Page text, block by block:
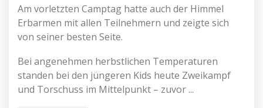
Am vorletzten Camptag hatte auch der Himmel
Erbarmen mit allen Teilnehmern und zeigte sich
von seiner besten Seite.
Bei angenehmen herbstlichen Temperaturen
standen bei den jüngeren Kids heute Zweikampf
und Torschuss im Mittelpunkt – zuvor ...